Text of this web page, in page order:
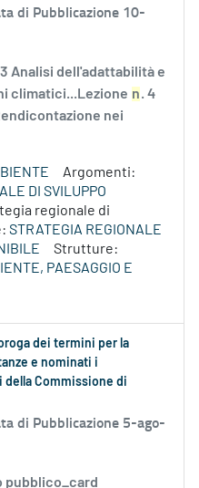
di Pubblicazione 10-
Analisi dell'adattabilità e
climatici...Lezione n. 4
nei
Argomenti:
DI SVILUPPO
regionale di
STRATEGIA REGIONALE
Strutture:
PAESAGGIO E
dei termini per la
e nominati i
Commissione di
di Pubblicazione 5-ago-
pubblico_card